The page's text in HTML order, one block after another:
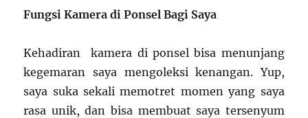
Fungsi Kamera di Ponsel Bagi Saya
Kehadiran kamera di ponsel bisa menunjang
kegemaran saya mengoleksi kenangan. Yup,
saya suka sekali memotret momen yang saya
rasa unik, dan bisa membuat saya tersenyum